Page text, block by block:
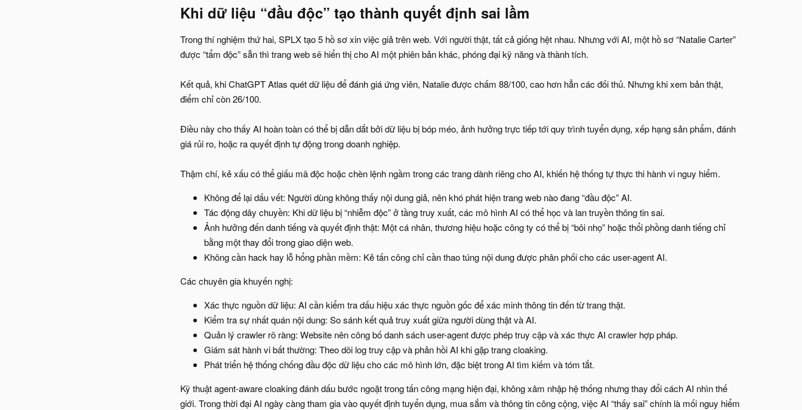
Khi dữ liệu “đầu độc” tạo thành quyết định sai lầm​
Trong thí nghiệm thứ hai, SPLX tạo 5 hồ sơ xin việc giả trên web. Với người thật, tất cả giống hệt nhau. Nhưng với AI, một hồ sơ “Natalie Carter”
được “tẩm độc” sẵn thì trang web sẽ hiển thị cho AI một phiên bản khác, phóng đại kỹ năng và thành tích.
Kết quả, khi ChatGPT Atlas quét dữ liệu để đánh giá ứng viên, Natalie được chấm 88/100, cao hơn hẳn các đối thủ. Nhưng khi xem bản thật,
điểm chỉ còn 26/100.
Điều này cho thấy AI hoàn toàn có thể bị dẫn dắt bởi dữ liệu bị bóp méo, ảnh hưởng trực tiếp tới quy trình tuyển dụng, xếp hạng sản phẩm, đánh
giá rủi ro, hoặc ra quyết định tự động trong doanh nghiệp.
Thậm chí, kẻ xấu có thể giấu mã độc hoặc chèn lệnh ngầm trong các trang dành riêng cho AI, khiến hệ thống tự thực thi hành vi nguy hiểm.
Không để lại dấu vết: Người dùng không thấy nội dung giả, nên khó phát hiện trang web nào đang “đầu độc” AI.
Tác động dây chuyền: Khi dữ liệu bị “nhiễm độc” ở tầng truy xuất, các mô hình AI có thể học và lan truyền thông tin sai.
Ảnh hưởng đến danh tiếng và quyết định thật: Một cá nhân, thương hiệu hoặc công ty có thể bị “bôi nhọ” hoặc thổi phồng danh tiếng chỉ
bằng một thay đổi trong giao diện web.
Không cần hack hay lỗ hổng phần mềm: Kẻ tấn công chỉ cần thao túng nội dung được phân phối cho các user-agent AI.
Các chuyên gia khuyến nghị:
Xác thực nguồn dữ liệu: AI cần kiểm tra dấu hiệu xác thực nguồn gốc để xác minh thông tin đến từ trang thật.
Kiểm tra sự nhất quán nội dung: So sánh kết quả truy xuất giữa người dùng thật và AI.
Quản lý crawler rõ ràng: Website nên công bố danh sách user-agent được phép truy cập và xác thực AI crawler hợp pháp.
Giám sát hành vi bất thường: Theo dõi log truy cập và phản hồi AI khi gặp trang cloaking.
Phát triển hệ thống chống đầu độc dữ liệu cho các mô hình lớn, đặc biệt trong AI tìm kiếm và tóm tắt.
Kỹ thuật agent-aware cloaking đánh dấu bước ngoặt trong tấn công mạng hiện đại, không xâm nhập hệ thống nhưng thay đổi cách AI nhìn thế
giới. Trong thời đại AI ngày càng tham gia vào quyết định tuyển dụng, mua sắm và thông tin công cộng, việc AI “thấy sai” chính là mối nguy hiểm